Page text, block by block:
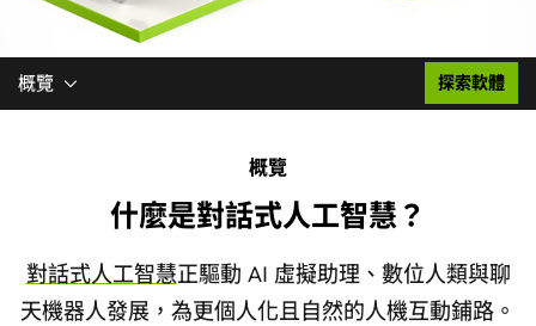
概覽 探索軟體
概覽
什麼是對話式人工智慧？
對話式人工智慧正驅動 AI 虛擬助理、數位人類與聊
天機器人發展，為更個人化且自然的人機互動鋪路。